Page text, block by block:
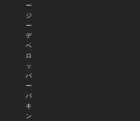
ー
ジ
ー
デ
ベ
ロ
ッ
パ
ー
バ
キ
ン